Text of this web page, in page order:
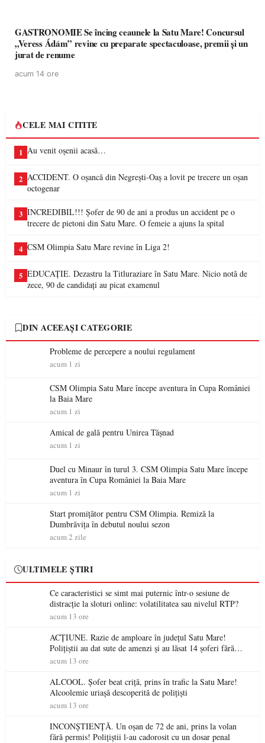
GASTRONOMIE Se încing ceaunele la Satu Mare! Concursul
„Veress Ádám” revine cu preparate spectaculoase, premii și un
jurat de renume
acum 14 ore
CELE MAI CITITE
1 Au venit oșenii acasă…
2 ACCIDENT. O oșancă din Negrești-Oaș a lovit pe trecere un oșan
octogenar
3 INCREDIBIL!!! Șofer de 90 de ani a produs un accident pe o
trecere de pietoni din Satu Mare. O femeie a ajuns la spital
4 CSM Olimpia Satu Mare revine în Liga 2!
5 EDUCAȚIE. Dezastru la Titluraziare în Satu Mare. Nicio notă de
zece, 90 de candidați au picat examenul
DIN ACEEAȘI CATEGORIE
Probleme de percepere a noului regulament
acum 1 zi
CSM Olimpia Satu Mare începe aventura în Cupa României
la Baia Mare
acum 1 zi
Amical de gală pentru Unirea Tășnad
acum 1 zi
Duel cu Minaur în turul 3. CSM Olimpia Satu Mare începe
aventura în Cupa României la Baia Mare
acum 1 zi
Start promițător pentru CSM Olimpia. Remiză la
Dumbrăvița în debutul noului sezon
acum 2 zile
ULTIMELE ȘTIRI
Ce caracteristici se simt mai puternic într-o sesiune de
distracție la sloturi online: volatilitatea sau nivelul RTP?
acum 13 ore
ACȚIUNE. Razie de amploare în județul Satu Mare!
Polițiștii au dat sute de amenzi și au lăsat 14 șoferi fără
permis într-o singură zi
acum 13 ore
ALCOOL. Șofer beat criță, prins în trafic la Satu Mare!
Alcoolemie uriașă descoperită de polițiști
acum 13 ore
INCONȘTIENȚĂ. Un oșan de 72 de ani, prins la volan
fără permis! Polițiștii l-au cadorosit cu un dosar penal